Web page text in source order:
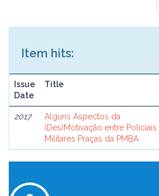
Item hits:
Issue
Date
Title
2017
Alguns Aspectos da
(Des)Motivação entre Policiais
Militares Praças da PMBA